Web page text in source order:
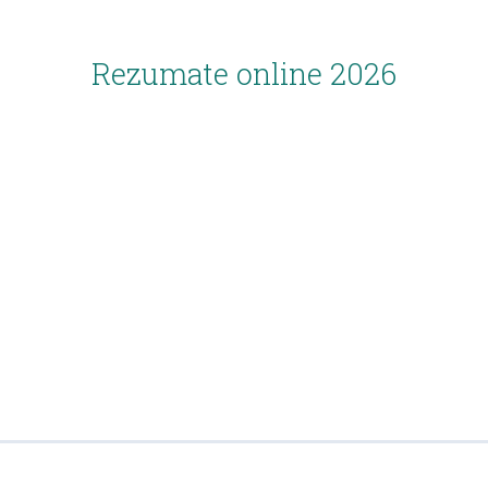
Rezumate online 2026